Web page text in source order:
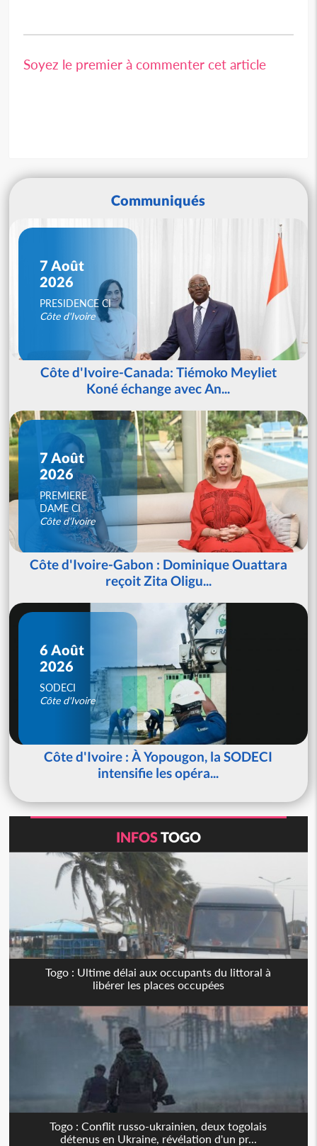
Soyez le premier à commenter cet article
Communiqués
7 Août
2026
PRESIDENCE CI
Côte d'Ivoire
Côte d'Ivoire-Canada: Tiémoko Meyliet
Koné échange avec An...
7 Août
2026
PREMIERE
DAME CI
Côte d'Ivoire
Côte d'Ivoire-Gabon : Dominique Ouattara
reçoit Zita Oligu...
6 Août
2026
SODECI
Côte d'Ivoire
Côte d'Ivoire : À Yopougon, la SODECI
intensifie les opéra...
INFOSTOGO
Togo : Ultime délai aux occupants du littoral à
libérer les places occupées
Togo : Conflit russo-ukrainien, deux togolais
détenus en Ukraine, révélation d'un pr...